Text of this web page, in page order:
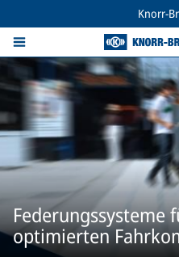
Knorr-
Federungssysteme
optimierten